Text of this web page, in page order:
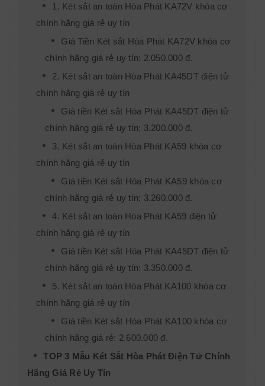
1. Két sắt an toàn Hòa Phát KA72V khóa cơ
chính hãng giá rẻ uy tín
Giá Tiền Két sắt Hòa Phát KA72V khóa cơ
chính hãng giá rẻ uy tín: 2.050.000 đ.
2. Két sắt an toàn Hòa Phát KA45DT điện tử
chính hãng giá rẻ uy tín
Giá tiền Két sắt Hòa Phát KA45DT điện tử
chính hãng giá rẻ uy tín: 3.200.000 đ.
3. Két sắt an toàn Hòa Phát KA59 khóa cơ
chính hãng giá rẻ uy tín
Giá tiền Két sắt Hòa Phát KA59 khóa cơ
chính hãng giá rẻ uy tín: 3.260.000 đ.
4. Két sắt an toàn Hòa Phát KA59 điện tử
chính hãng giá rẻ uy tín
Giá tiền Két sắt Hòa Phát KA45DT điện tử
chính hãng giá rẻ uy tín: 3.350.000 đ.
5. Két sắt an toàn Hòa Phát KA100 khóa cơ
chính hãng giá rẻ uy tín
Giá tiền Két sắt Hòa Phát KA100 khóa cơ
chính hãng giá rẻ: 2.600.000 đ.
TOP 3 Mẫu Két Sắt Hòa Phát Điện Tử Chính
Hãng Giá Rẻ Uy Tín